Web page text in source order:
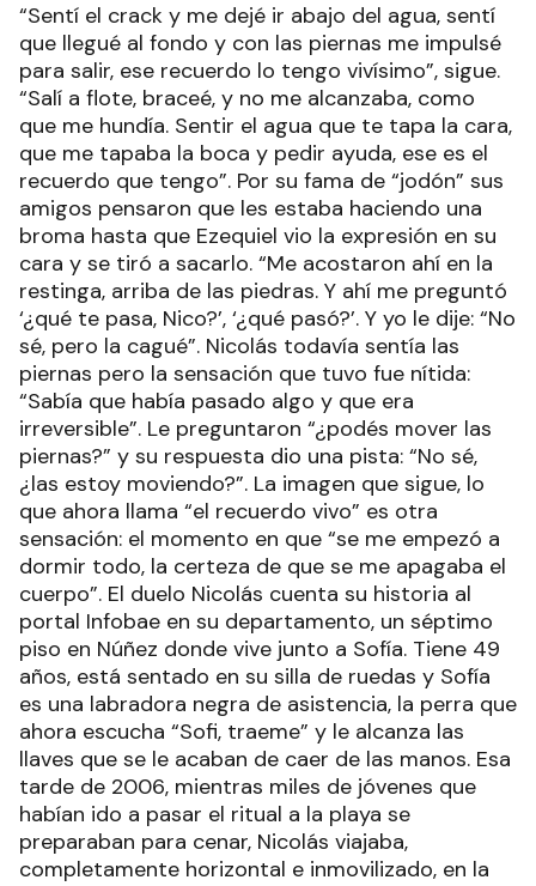
“Sentí el crack y me dejé ir abajo del agua, sentí
que llegué al fondo y con las piernas me impulsé
para salir, ese recuerdo lo tengo vivísimo”, sigue.
“Salí a flote, braceé, y no me alcanzaba, como
que me hundía. Sentir el agua que te tapa la cara,
que me tapaba la boca y pedir ayuda, ese es el
recuerdo que tengo”. Por su fama de “jodón” sus
amigos pensaron que les estaba haciendo una
broma hasta que Ezequiel vio la expresión en su
cara y se tiró a sacarlo. “Me acostaron ahí en la
restinga, arriba de las piedras. Y ahí me preguntó
‘¿qué te pasa, Nico?’, ‘¿qué pasó?’. Y yo le dije: “No
sé, pero la cagué”. Nicolás todavía sentía las
piernas pero la sensación que tuvo fue nítida:
“Sabía que había pasado algo y que era
irreversible”. Le preguntaron “¿podés mover las
piernas?” y su respuesta dio una pista: “No sé,
¿las estoy moviendo?”. La imagen que sigue, lo
que ahora llama “el recuerdo vivo” es otra
sensación: el momento en que “se me empezó a
dormir todo, la certeza de que se me apagaba el
cuerpo”. El duelo Nicolás cuenta su historia al
portal Infobae en su departamento, un séptimo
piso en Núñez donde vive junto a Sofía. Tiene 49
años, está sentado en su silla de ruedas y Sofía
es una labradora negra de asistencia, la perra que
ahora escucha “Sofi, traeme” y le alcanza las
llaves que se le acaban de caer de las manos. Esa
tarde de 2006, mientras miles de jóvenes que
habían ido a pasar el ritual a la playa se
preparaban para cenar, Nicolás viajaba,
completamente horizontal e inmovilizado, en la